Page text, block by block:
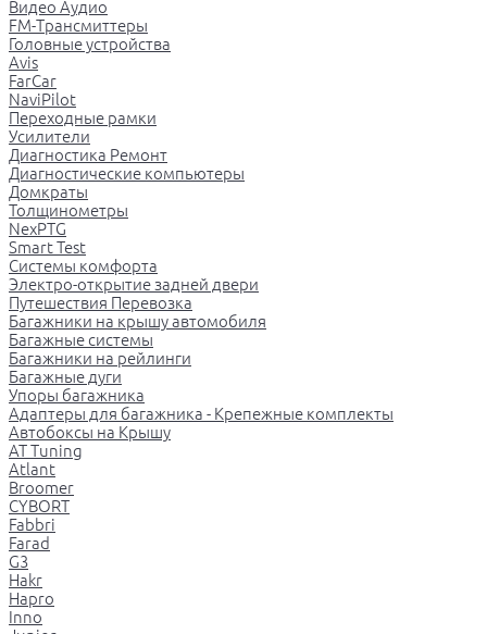
Видео Аудио
FM-Трансмиттеры
Головные устройства
Avis
FarCar
NaviPilot
Переходные рамки
Усилители
Диагностика Ремонт
Диагностические компьютеры
Домкраты
Толщинометры
NexPTG
Smart Test
Системы комфорта
Электро-открытие задней двери
Путешествия Перевозка
Багажники на крышу автомобиля
Багажные системы
Багажники на рейлинги
Багажные дуги
Упоры багажника
Адаптеры для багажника - Крепежные комплекты
Автобоксы на Крышу
AT Tuning
Atlant
Broomer
CYBORT
Fabbri
Farad
G3
Hakr
Hapro
Inno